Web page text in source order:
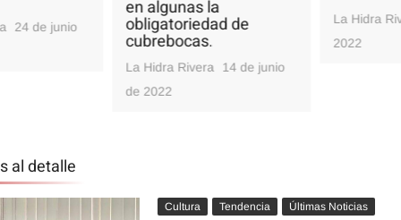
24 de junio
en algunas la
obligatoriedad de
cubrebocas.
La Hidra Rivera 14 de junio
de 2022
La Hidra
2022
al detalle
Cultura Tendencia Últimas Noticias
Tendencia
Últimas Noticias en cabildo los verdes